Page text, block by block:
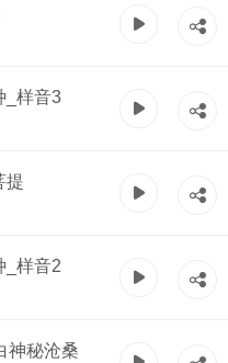
_样音3
提
_样音2
神秘沧桑